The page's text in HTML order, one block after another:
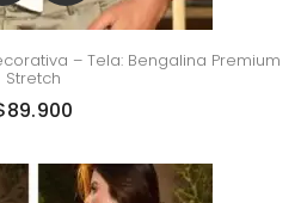
– Tela: Bengalina Premium
Stretch
89.900